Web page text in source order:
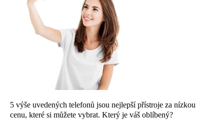
5 výše uvedených telefonů jsou nejlepší přístroje za nízkou
cenu, které si můžete vybrat. Který je váš oblíbený?